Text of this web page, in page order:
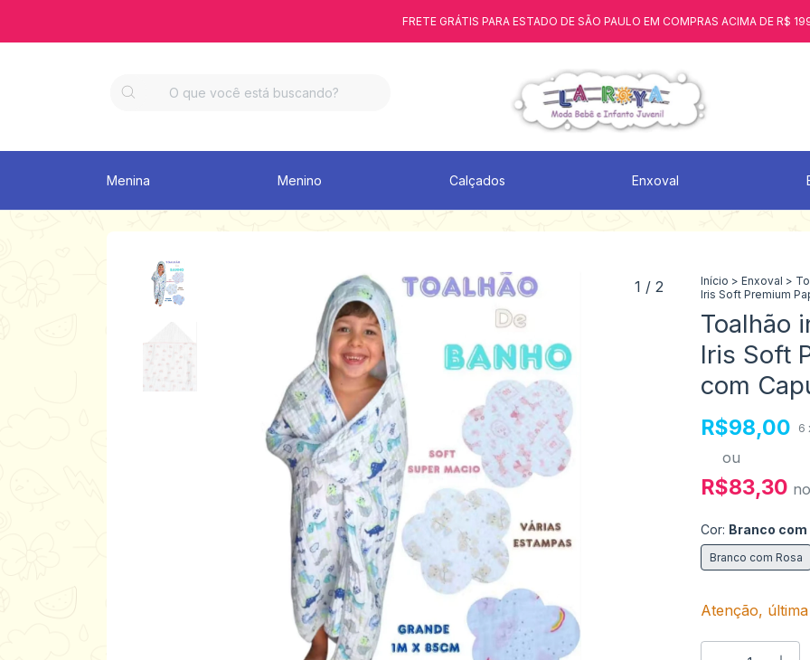
FRETE GRÁTIS PARA ESTADO DE SÃO PAULO EM COMPRAS ACIMA DE R$
Menina Menino Calçados Enxoval
1 / 2 Início > Enxoval >
Iris Soft Premium
Toalhão
Iris Soft
com
R$98,00 6
ou
R$83,30 no
Cor: Branco com
Branco com Rosa
Atenção,